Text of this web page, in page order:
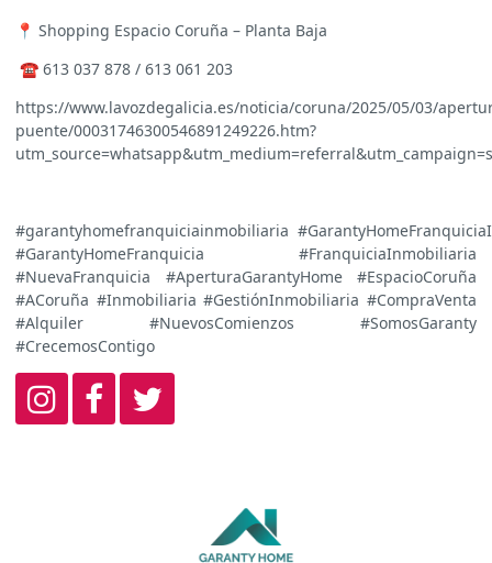
📍 Shopping Espacio Coruña – Planta Baja
☎️ 613 037 878 / 613 061 203
https://www.lavozdegalicia.es/noticia/coruna/2025/05/03/
puente/00031746300546891249226.htm?
#garantyhomefranquiciainmobiliaria
#GarantyHomeFranquicia #FranquiciaInmobiliaria
#NuevaFranquicia #AperturaGarantyHome #EspacioCoruña
#ACoruña #Inmobiliaria #GestiónInmobiliaria #CompraVenta
#Alquiler #NuevosComienzos #SomosGaranty
#CrecemosContigo